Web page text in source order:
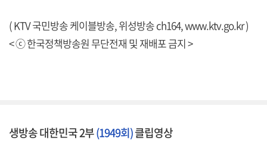
( KTV 국민방송 케이블방송, 위성방송 ch164,www.ktv.go.kr)
< ⓒ 한국정책방송원 무단전재 및 재배포 금지 >
생방송 대한민국 2부(1949회)클립영상